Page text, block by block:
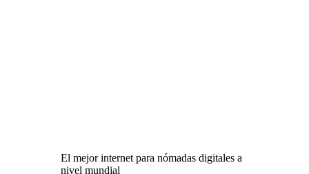
El mejor internet para nómadas digitales a
nivel mundial